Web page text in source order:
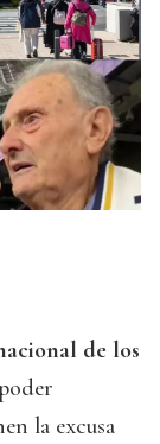
de los
la excusa